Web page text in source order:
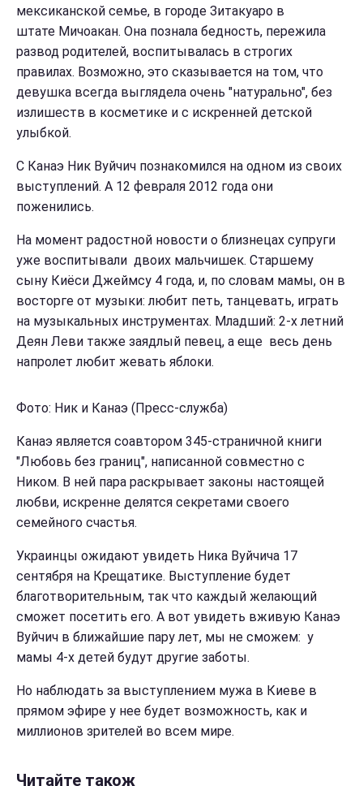
мексиканской семье, в городе Зитакуаро в
штате Мичоакан. Она познала бедность, пережила
развод родителей, воспитывалась в строгих
правилах. Возможно, это сказывается на том, что
девушка всегда выглядела очень "натурально", без
излишеств в косметике и с искренней детской
улыбкой.
C Канаэ Ник Вуйчич познакомился на одном из своих
выступлений. А 12 февраля 2012 года они
поженились.
На момент радостной новости о близнецах супруги
уже воспитывали двоих мальчишек. Старшему
сыну Киёси Джеймсу 4 года, и, по словам мамы, он в
восторге от музыки: любит петь, танцевать, играть
на музыкальных инструментах. Младший: 2-х летний
Деян Леви также заядлый певец, а еще весь день
напролет любит жевать яблоки.
Фото: Ник и Канаэ (Пресс-служба)
Канаэ является соавтором 345-страничной книги
"Любовь без границ", написанной совместно с
Ником. В ней пара раскрывает законы настоящей
любви, искренне делятся секретами своего
семейного счастья.
Украинцы ожидают увидеть Ника Вуйчича 17
сентября на Крещатике. Выступление будет
благотворительным, так что каждый желающий
сможет посетить его. А вот увидеть вживую Канаэ
Вуйчич в ближайшие пару лет, мы не сможем: у
мамы 4-х детей будут другие заботы.
Но наблюдать за выступлением мужа в Киеве в
прямом эфире у нее будет возможность, как и
миллионов зрителей во всем мире.
Читайте також